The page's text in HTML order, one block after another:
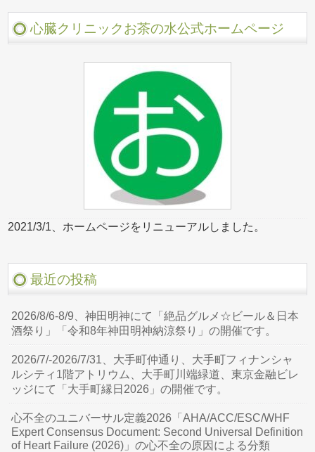
心臓クリニックお茶の水公式ホームページ
2021/3/1、ホームページをリニューアルしました。
最近の投稿
2026/8/6-8/9、神田明神にて「絶品グルメ☆ビール＆日本
酒祭り」「令和8年神田明神納涼祭り」の開催です。
2026/7/-2026/7/31、大手町仲通り、大手町フィナンシャ
ルシティ1階アトリウム、大手町川端緑道、東京金融ビレ
ッジにて「大手町縁日2026」の開催です。
心不全のユニバーサル定義2026「AHA/ACC/ESC/WHF
Expert Consensus Document: Second Universal Definition
of Heart Failure (2026)」の心不全の原因による分類